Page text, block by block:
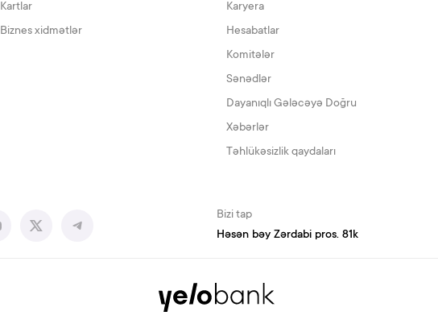
Kartlar
Biznes xidmətlər
Karyera
Hesabatlar
Komitələr
Sənədlər
Dayanıqlı Gələcəyə Doğru
Xəbərlər
Təhlükəsizlik qaydaları
Bizi tap
Həsən bəy Zərdabi pros. 81k